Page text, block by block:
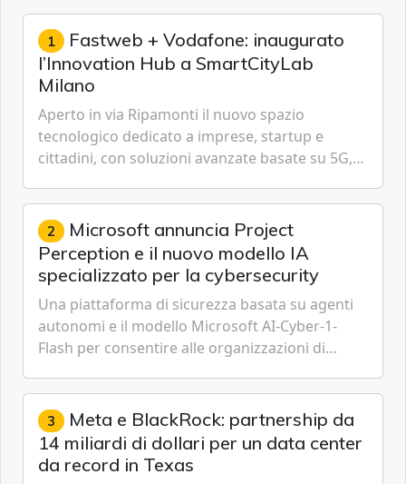
1 Fastweb + Vodafone: inaugurato
l’Innovation Hub a SmartCityLab
Milano
Aperto in via Ripamonti il nuovo spazio
tecnologico dedicato a imprese, startup e
cittadini, con soluzioni avanzate basate su 5G,
Cybersecurity.
2 Microsoft annuncia Project
Perception e il nuovo modello IA
specializzato per la cybersecurity
Una piattaforma di sicurezza basata su agenti
autonomi e il modello Microsoft AI-Cyber-1-
Flash per consentire alle organizzazioni di
gestione continua del rischio.
3 Meta e BlackRock: partnership da
14 miliardi di dollari per un data center
da record in Texas